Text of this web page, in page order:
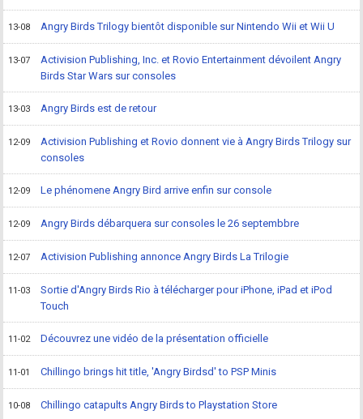
13-08 Angry Birds Trilogy bientôt disponible sur Nintendo Wii et Wii U
13-07
Activision Publishing, Inc. et Rovio Entertainment dévoilent Angry
Birds Star Wars sur consoles
13-03 Angry Birds est de retour
12-09
Activision Publishing et Rovio donnent vie à Angry Birds Trilogy sur
consoles
12-09 Le phénomene Angry Bird arrive enfin sur console
12-09 Angry Birds débarquera sur consoles le 26 septembbre
12-07 Activision Publishing annonce Angry Birds La Trilogie
11-03
Sortie d'Angry Birds Rio à télécharger pour iPhone, iPad et iPod
Touch
11-02 Découvrez une vidéo de la présentation officielle
11-01 Chillingo brings hit title, 'Angry Birdsd' to PSP Minis
10-08 Chillingo catapults Angry Birds to Playstation Store